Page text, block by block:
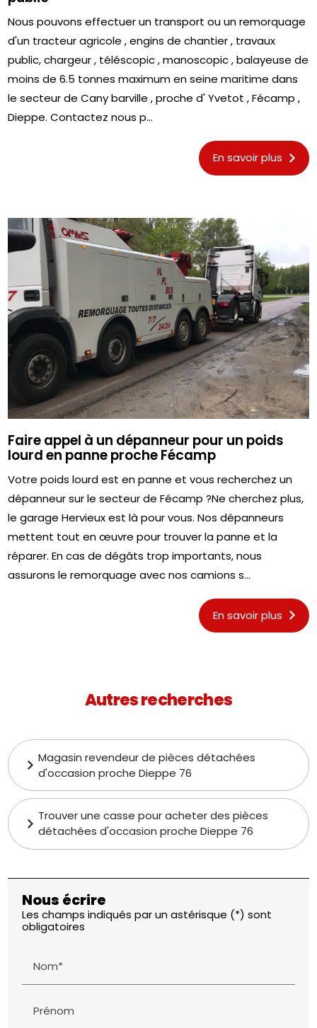
Nous pouvons effectuer un transport ou un remorquage
d'un tracteur agricole , engins de chantier , travaux
public, chargeur , téléscopic , manoscopic , balayeuse de
moins de 6.5 tonnes maximum en seine maritime dans
le secteur de Cany barville , proche d' Yvetot , Fécamp ,
Dieppe. Contactez nous p...
En savoir plus
Faire appel à un dépanneur pour un poids
lourd en panne proche Fécamp
Votre poids lourd est en panne et vous recherchez un
dépanneur sur le secteur de Fécamp ?Ne cherchez plus,
le garage Hervieux est là pour vous. Nos dépanneurs
mettent tout en œuvre pour trouver la panne et la
réparer. En cas de dégâts trop importants, nous
assurons le remorquage avec nos camions s...
En savoir plus
Autres recherches
Magasin revendeur de pièces détachées
d'occasion proche Dieppe 76
Trouver une casse pour acheter des pièces
détachées d'occasion proche Dieppe 76
Nous écrire
Les champs indiqués par un astérisque (*) sont
obligatoires
Nom*
Prénom